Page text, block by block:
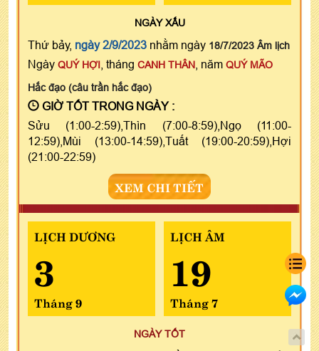
NGÀYXẤU
Thứ bảy, ngày 2/9/2023 nhằm ngày 18/7/2023 Âm lịch
Ngày QUÝ HỢI , tháng CANH THÂN , năm QUÝ MÃO
Hắc đạo (câu trần hắc đạo)
GIỜ TỐT TRONG NGÀY :
Sửu (1:00-2:59),Thìn (7:00-8:59),Ngọ (11:00-
12:59),Mùi (13:00-14:59),Tuất (19:00-20:59),Hợi
(21:00-22:59)
XEM CHI TIẾT
LỊCH DƯƠNG
3
Tháng 9
LỊCH ÂM
19
Tháng 7
NGÀY TỐT